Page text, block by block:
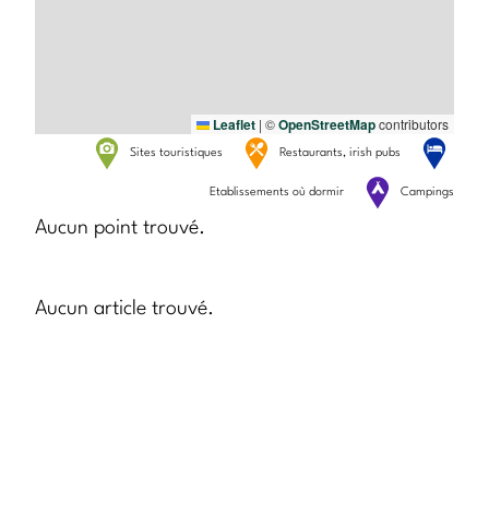
Leaflet | ©OpenStreetMapcontributors
Sites touristiques Restaurants, irish pubs
Etablissements où dormir Campings
Aucun point trouvé.
Aucun article trouvé.